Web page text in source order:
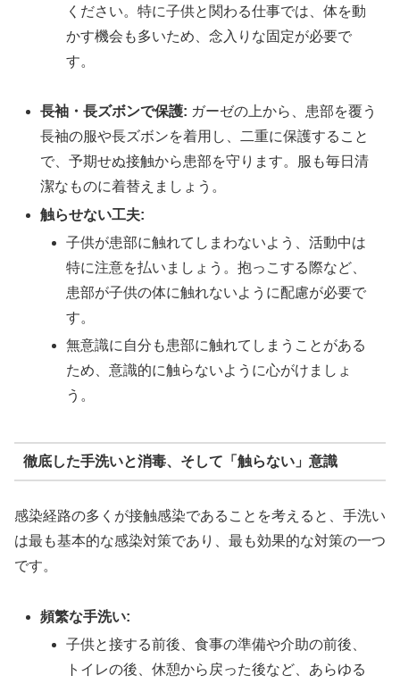
ください。特に子供と関わる仕事では、体を動
かす機会も多いため、念入りな固定が必要で
す。
長袖・長ズボンで保護: ガーゼの上から、患部を覆う
長袖の服や長ズボンを着用し、二重に保護すること
で、予期せぬ接触から患部を守ります。服も毎日清
潔なものに着替えましょう。
触らせない工夫:
子供が患部に触れてしまわないよう、活動中は
特に注意を払いましょう。抱っこする際など、
患部が子供の体に触れないように配慮が必要で
す。
無意識に自分も患部に触れてしまうことがある
ため、意識的に触らないように心がけましょ
う。
徹底した手洗いと消毒、そして「触らない」意識
感染経路の多くが接触感染であることを考えると、手洗い
は最も基本的な感染対策であり、最も効果的な対策の一つ
です。
頻繁な手洗い:
子供と接する前後、食事の準備や介助の前後、
トイレの後、休憩から戻った後など、あらゆる